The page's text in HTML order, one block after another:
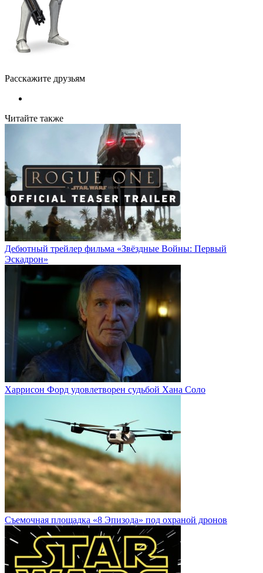
Расскажите друзьям
Читайте также
Дебютный трейлер фильма «Звёздные Войны: Первый
Эскадрон»
Харрисон Форд удовлетворен судьбой Хана Соло
Cъемочная площадка «8 Эпизода» под охраной дронов